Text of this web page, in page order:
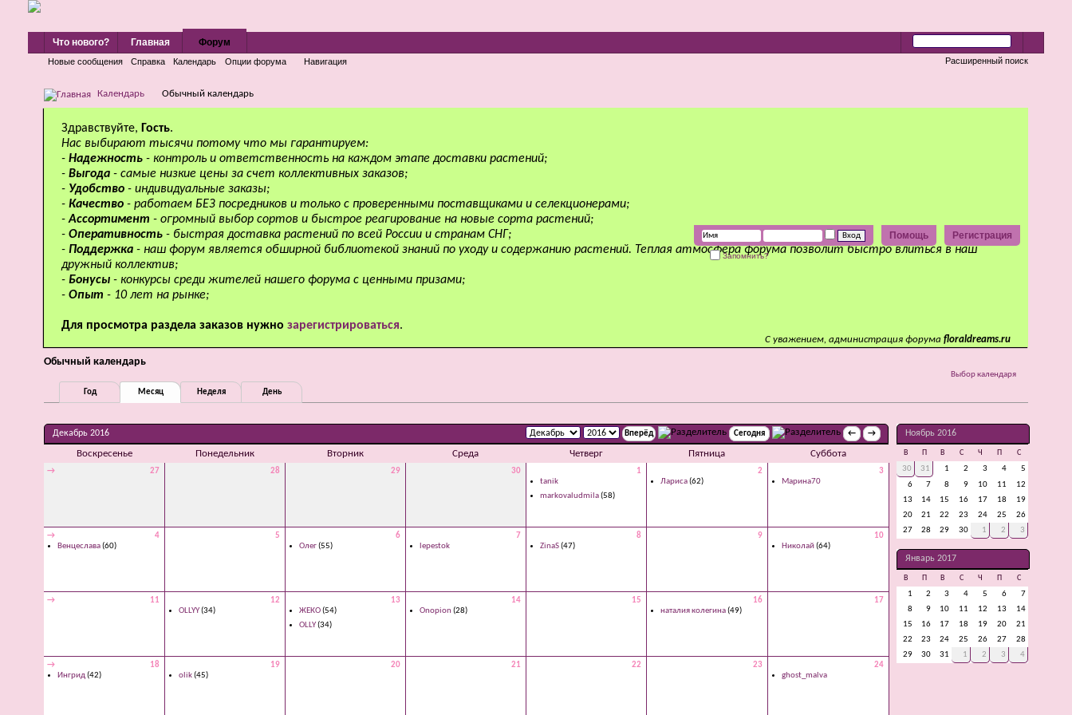
Регистрация
Помощь
Запомнить?
Что нового? Главная Форум
Новые сообщения Справка Календарь Опции форума Навигация Расширенный поиск
Календарь Обычный календарь
Здравствуйте, Гость.
Нас выбирают тысячи потому что мы гарантируем:
- Надежность - контроль и ответственность на каждом этапе доставки растений;
- Выгода - самые низкие цены за счет коллективных заказов;
- Удобство - индивидуальные заказы;
- Качество - работаем БЕЗ посредников и только с проверенными поставщиками и селекционерами;
-Ассортимент - огромный выбор сортов и быстрое реагирование на новые сорта растений;
- Оперативность - быстрая доставка растений по всей России и странам СНГ;
- Поддержка - наш форум является обширной библиотекой знаний по уходу и содержанию растений. Теплая атмосфера форума позволит быстро влиться в наш
дружный коллектив;
- Бонусы - конкурсы среди жителей нашего форума с ценными призами;
- Опыт - 10 лет на рынке;
Для просмотра раздела заказов нужно зарегистрироваться.
С уважением, администрация форума floraldreams.ru
Обычный календарь
Выбор календаря
Год
Месяц Неделя День
Сегодня ← →
Декабрь 2016
Воскресенье Понедельник Вторник Среда Четверг Пятница Суббота
→ 27 28 29 30
1
tanik
markovaludmila(58)
2
Лариса(62)
3
Марина70
→
4
Венцеслава(60)
5
6
Олег(55)
7
lepestok
8
ZinaS(47)
9
10
Николай(64)
→ 11
12
OLLYY(34)
13
ЖЕКО(54)
OLLY(34)
14
Onopion(28)
15
16
наталия колегина(49)
17
→
18
Ингрид(42)
19
olik(45)
20 21 22 23
24
ghost_malva
Ноябрь 2016
В В С Ч С
30 31 1 2 3 4
5
6
7 8 9 10 11
12
13
14 15 16 17 18
19
20
21 22 23 24 25
26
27
28 29 30 1 2 3
Январь 2017
В В С Ч С
1 2 3 4 5 6
7
8
9 10 11 12 13
14
15
16 17 18 19 20
21
22
23 24 25 26 27
28
29
30 31 1 2 3 4